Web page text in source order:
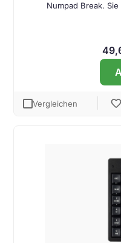
Numpad Break.
Vergleichen favorite